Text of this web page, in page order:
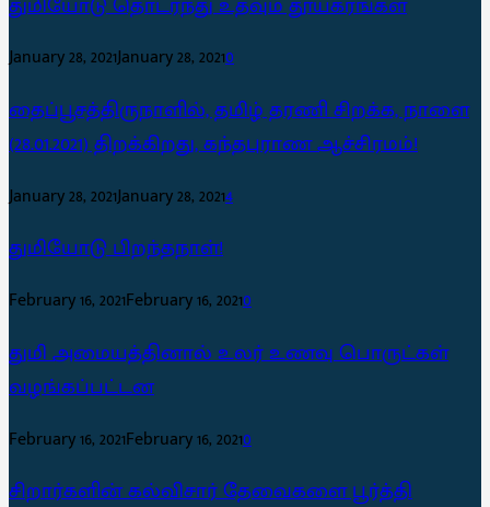
January 28, 2021January 28, 20210
தைப்பூசத்திருநாளில், தமிழ் தரணி சிறக்க, நாளை
(28.01.2021) திறக்கிறது, கந்தபுராண ஆச்சிரமம்!
January 28, 2021January 28, 20214
துமியோடு பிறந்தநாள்!
February 16, 2021February 16, 20210
துமி அமையத்தினால் உலர் உணவு பொருட்கள்
வழங்கப்பட்டன
February 16, 2021February 16, 20210
சிறார்களின் கல்விசார் தேவைகளை பூர்த்தி